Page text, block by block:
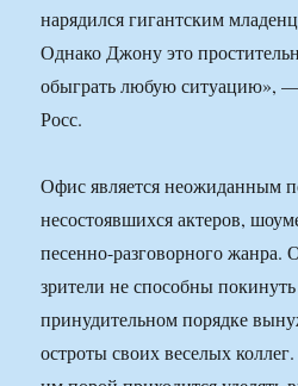
нарядился гигантским
Однако Джону это
обыграть любую ситуацию»,
Росс.
Офис является неожиданным
несостоявшихся актеров,
песенно-разговорного жанра.
зрители не способны
принудительном порядке
остроты своих веселых